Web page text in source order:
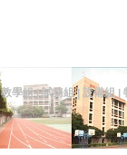
教學組|試務組| 設備組|